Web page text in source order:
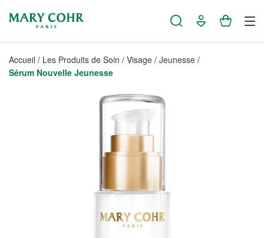
Accueil / Les Produits de Soin / Visage / Jeunesse /
Sérum Nouvelle Jeunesse